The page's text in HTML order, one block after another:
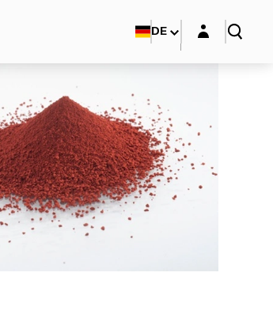
DE Login-Maske